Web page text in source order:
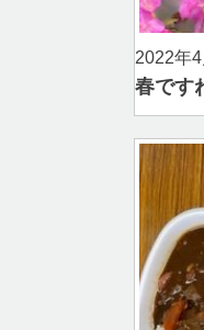
2022年4
春です